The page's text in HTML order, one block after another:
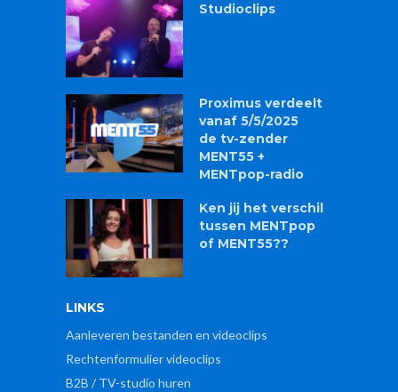
Studioclips
Proximus verdeelt
vanaf 5/5/2025
de tv-zender
MENT55 +
MENTpop-radio
Ken jij het verschil
tussen MENTpop
of MENT55??
LINKS
Aanleveren bestanden en videoclips
Rechtenformulier videoclips
B2B / TV-studio huren